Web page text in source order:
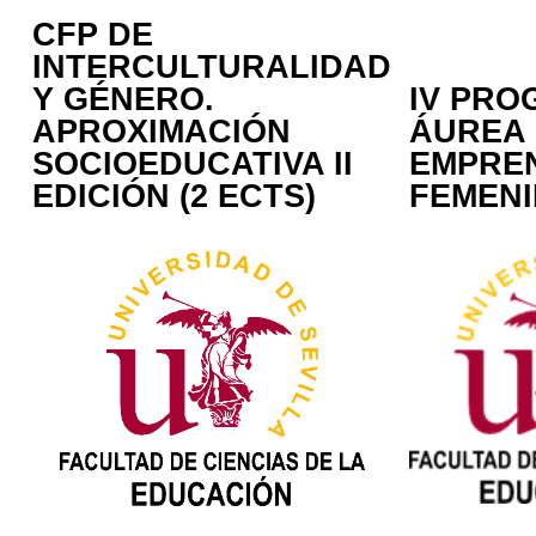
CFP DE
INTERCULTURALIDAD
Y GÉNERO.
APROXIMACIÓN
SOCIOEDUCATIVA II
EDICIÓN (2 ECTS)
IV
ÁUREA